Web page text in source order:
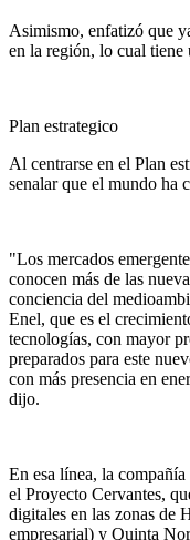
Asimismo, enfatizó que
en la región, lo cual tiene
Plan estrategico
Al centrarse en el Plan
senalar que el mundo ha
"Los mercados
conocen más de las
conciencia del
Enel, que es el
tecnologías, con mayor
preparados para este
con más presencia en
dijo.
En esa línea, la
el Proyecto Cervantes,
digitales en las zonas de
empresarial) y Quinta